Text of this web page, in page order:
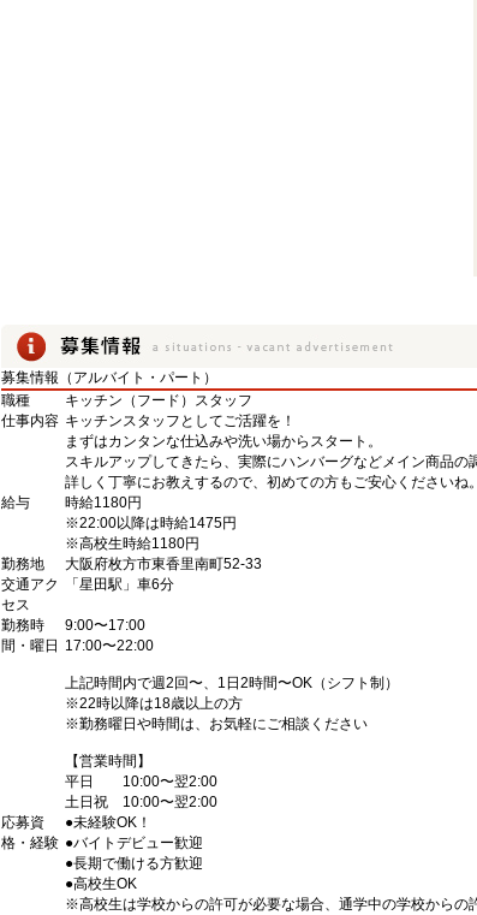
募集情報（アルバイト・パート）
職種
キッチン（フード）スタッフ
仕事内容 キッチンスタッフとしてご活躍を！
まずはカンタンな仕込みや洗い場からスタート。
スキルアップしてきたら、実際にハンバーグなどメイン商品の
詳しく丁寧にお教えするので、初めての方もご安心くださいね。
給与
時給1180円
※22:00以降は時給1475円
※高校生時給1180円
勤務地
大阪府枚方市東香里南町52-33
交通アク
セス
「星田駅」車6分
勤務時
間・曜日
9:00〜17:00
17:00〜22:00
上記時間内で週2回〜、1日2時間〜OK（シフト制）
※22時以降は18歳以上の方
※勤務曜日や時間は、お気軽にご相談ください
【営業時間】
平日 10:00〜翌2:00
土日祝 10:00〜翌2:00
応募資
格・経験
●未経験OK！
●バイトデビュー歓迎
●長期で働ける方歓迎
●高校生OK
※高校生は学校からの許可が必要な場合、通学中の学校からの